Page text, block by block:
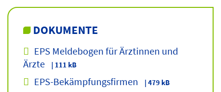
DOKUMENTE
EPS Meldebogen für Ärztinnen und
Ärzte
| 111 kB
EPS-Bekämpfungsfirmen | 479 kB